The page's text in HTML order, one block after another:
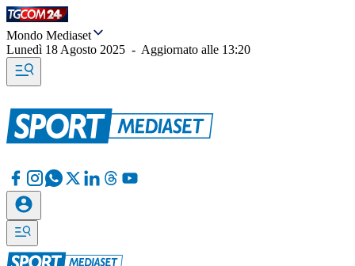
Mondo Mediaset
Lunedì 18 Agosto 2025 - Aggiornato alle 13:20